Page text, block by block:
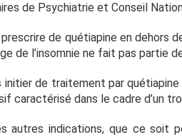
de Psychiatrie et Conseil
prescrirede quétiapine en dehors
de l’insomnie ne fait pas partie
initier de traitement par
caractérisé dans le cadre d’un
autres indications, que ce soit